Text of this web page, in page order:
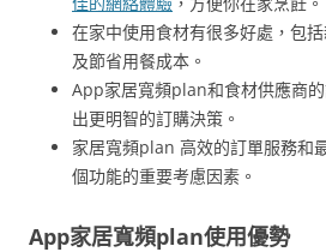
在家中使用食材有很多好處，包
及節省用餐成本。
App家居寬頻plan和食材供應商
出更明智的訂購決策。
家居寬頻plan 高效的訂單服務和
個功能的重要考慮因素。
App家居寬頻plan使用優勢